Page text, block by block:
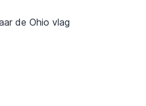
de Ohio vlag